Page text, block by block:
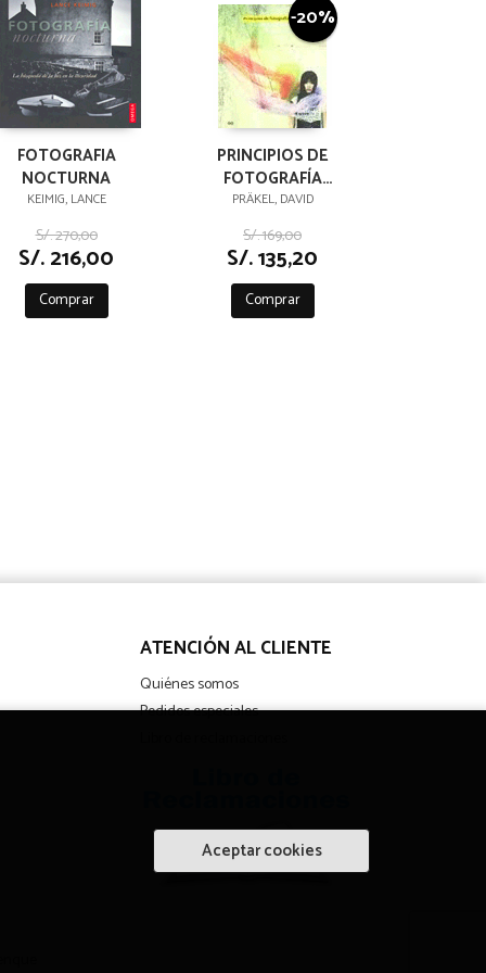
FOTOGRAFIA
NOCTURNA
KEIMIG, LANCE
S/. 270,00
S/. 216,00
Comprar
-20%
PRINCIPIOS DE
FOTOGRAFÍA
CREATIVA APLICADA
PRÄKEL, DAVID
S/. 169,00
S/. 135,20
Comprar
ATENCIÓN AL CLIENTE
Quiénes somos
Pedidos especiales
Aceptar cookies